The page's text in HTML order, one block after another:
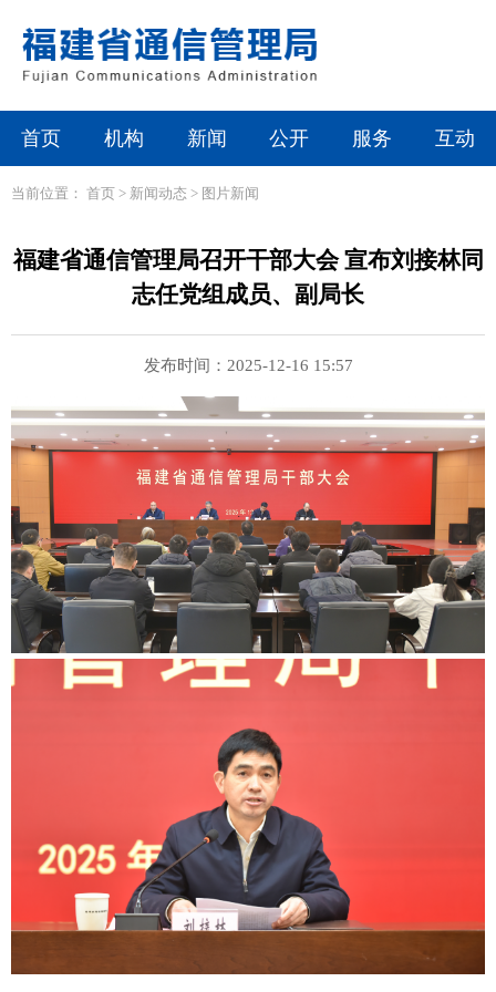
首页 机构 新闻 公开 服务 互动
当前位置： 首页 > 新闻动态 > 图片新闻
福建省通信管理局召开干部大会 宣布刘接林同
志任党组成员、副局长
发布时间：2025-12-16 15:57